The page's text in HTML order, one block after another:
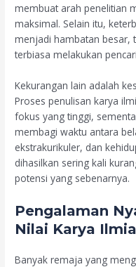
membuat arah penelitian
maksimal. Selain itu,
menjadi hambatan besar,
terbiasa melakukan
Kekurangan lain adalah
Proses penulisan karya
fokus yang tinggi,
membagi waktu antara
ekstrakurikuler, dan
dihasilkan sering kali
potensi yang sebenarnya.
Pengalaman
Nilai Karya
Banyak remaja yang